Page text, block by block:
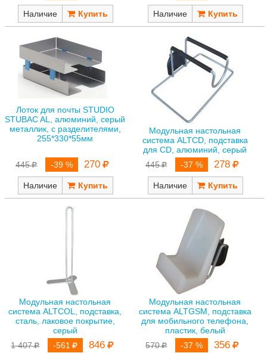
Наличие Наличие
Лоток для почты STUDIO
STUBAC AL, алюминий, серый
металлик, с разделителями,
255*330*55мм
445 -39 % 270
Наличие
Модульная настольная
система ALTCD, подставка
для CD, алюминий, серый
445
-37 % 278
Наличие
Модульная настольная
система ALTCOL, подставка,
сталь, лаковое покрытие,
серый
1 407
-561 846
Модульная настольная
система ALTGSM, подставка
для мобильного телефона,
пластик, белый
570
-37 % 356